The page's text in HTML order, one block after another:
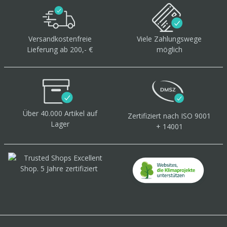
Versandkostenfreie
Lieferung ab 200,- €
Viele Zahlungswege
möglich
Über 40.000 Artikel auf
Lager
Zertifiziert nach ISO 9001
+ 14001